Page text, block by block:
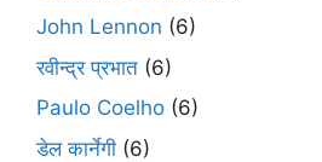
John Lennon (6)
रवीन्द्र प्रभात (6)
Paulo Coelho (6)
डेल कार्नेगी (6)